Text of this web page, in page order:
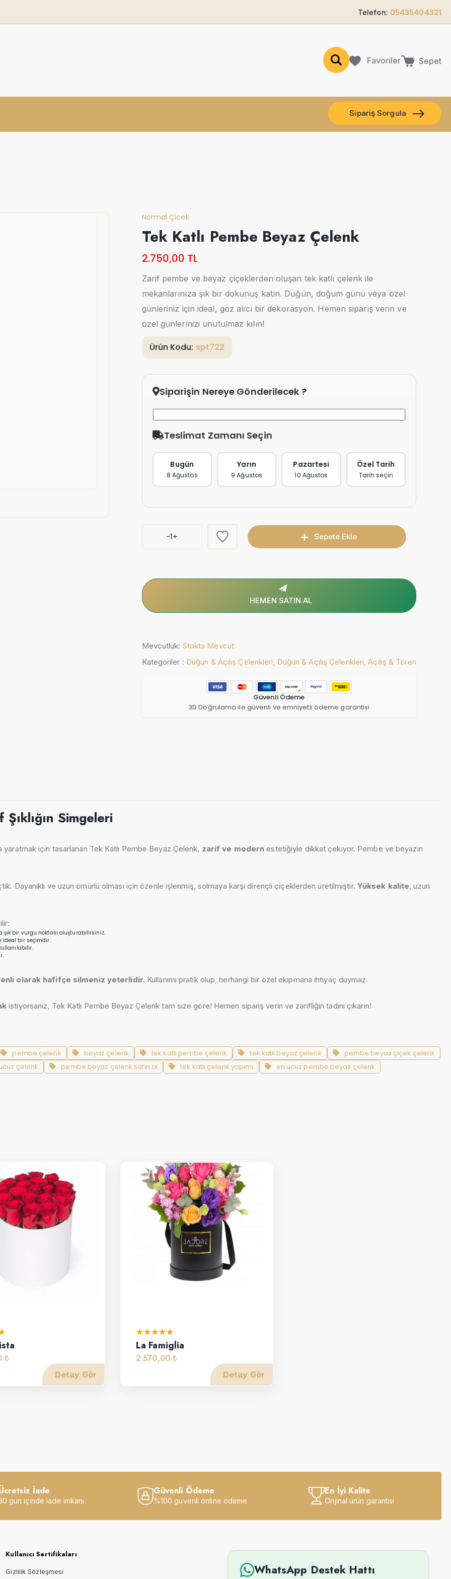
Telefon: 05435404321
Favoriler Sepet
Sipariş Sorgula
Normal Çicek
Tek Katlı Pembe Beyaz Çelenk
2.750,00 TL
Zarif pembe ve beyaz çiçeklerden oluşan tek katlı çelenk ile
mekanlarınıza şık bir dokunuş katın. Düğün, doğum günü veya özel
günleriniz için ideal, göz alıcı bir dekorasyon. Hemen sipariş verin ve
özel günlerinizi unutulmaz kılın!
Ürün Kodu: spt722
Siparişin Nereye Gönderilecek ?
Teslimat Zamanı Seçin
Bugün
8 Ağustos
Yarın
9 Ağustos
Pazartesi
10 Ağustos
Özel Tarih
Tarih seçin
-1+ Sepete Ekle
HEMEN SATIN AL
Mevcutluk: Stokta Mevcut
Kategoriler : Düğün & Açılış Çelenkleri, Düğün & Açılış Çelenkleri,Açılış & Tören
Güvenli Ödeme
3D Doğrulama ile güvenli ve emniyetli ödeme garantisi
Simgeleri
için tasarlanan Tek Katlı Pembe Beyaz Çelenk, zarif ve modern estetiğiyle dikkat çekiyor. Pembe ve beyazın
Dayanıklı ve uzun ömürlü olması için özenle işlenmiş, solmaya karşı dirençli çiçeklerden üretilmiştir. Yüksek kalite , uzun
şık bir vurgu noktası oluşturabilirsiniz.
ideal bir seçimdir.
olarak hafifçe silmeniz yeterlidir. Kullanımı pratik olup, herhangi bir özel ekipmana ihtiyaç duymaz.
istiyorsanız, Tek Katlı Pembe Beyaz Çelenk tam size göre! Hemen sipariş verin ve zarifliğin tadını çıkarın!
pembe çelenk beyaz çelenk tek katlı pembe çelenk tek katlı beyaz çelenk
pembe beyaz çiçek çelenk
çelenk pembe beyaz çelenk satın al tek katlı çelenk yapımı en ucuz pembe beyaz çelenk
₺
Detay Gör
La Famiglia
2.570,00 ₺
Detay Gör
İade
gün içinde iade imkanı
Güvenli Ödeme
%100 güvenli online ödeme
En İyi Kalite
Orijinal ürün garantisi
Kullanıcı Sertifikaları
Gizlilik Sözleşmesi WhatsApp Destek Hattı